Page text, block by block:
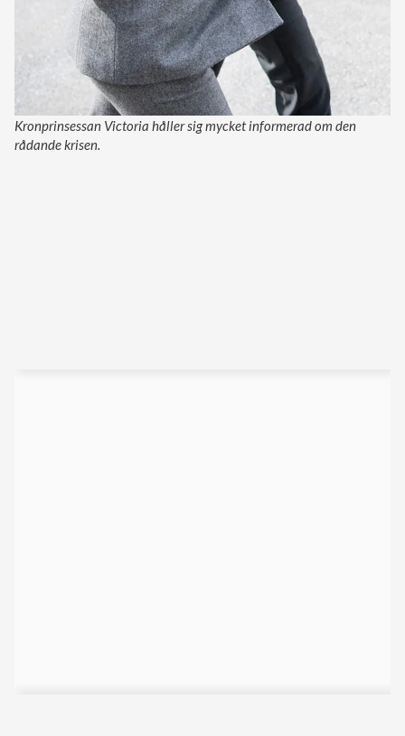
Kronprinsessan Victoria håller sig mycket informerad om den
rådande krisen.